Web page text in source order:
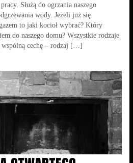
Służą do ogrzania naszego
wody. Jeżeli już się
to jaki kocioł wybrać? Który
do naszego domu? Wszystkie rodzaje
wspólną cechę – rodzaj […]